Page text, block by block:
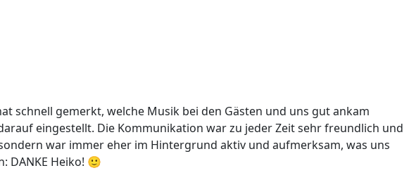
schnell gemerkt, welche Musik bei den Gästen und uns gut ankam
eingestellt. Die Kommunikation war zu jeder Zeit sehr freundlich und
war immer eher im Hintergrund aktiv und aufmerksam, was uns
DANKE Heiko! 🙂